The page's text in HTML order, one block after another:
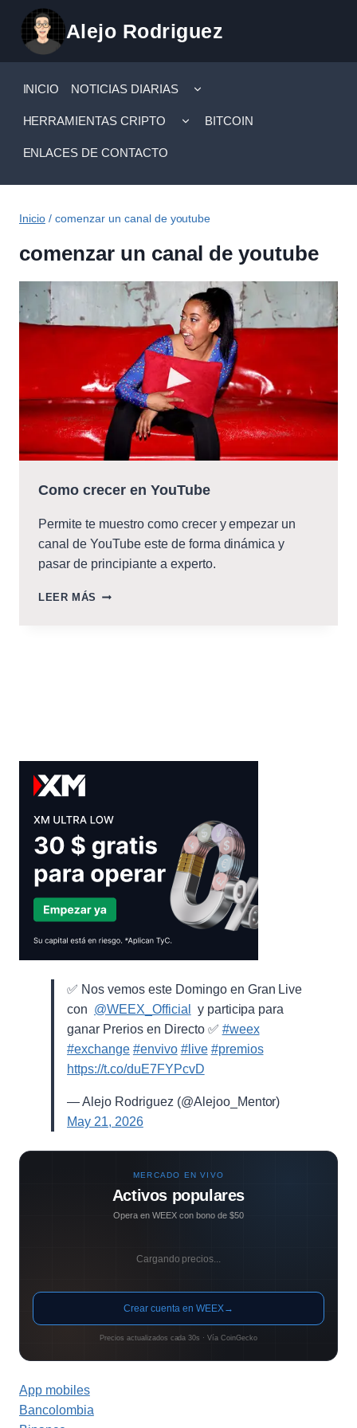
contenido
Alejo Rodriguez
INICIO NOTICIAS DIARIAS
ALTERNAR
HERRAMIENTAS CRIPTO
ALTERNAR
MENÚ
BITCOIN
ENLACES DE CONTACTO
Inicio / comenzar un canal de youtube
comenzar un canal de youtube
Como crecer en YouTube
Permite te muestro como crecer y empezar un
canal de YouTube este de forma dinámica y
pasar de principiante a experto.
LEER MÁS COMO
✅ Nos vemos este Domingo en Gran Live
con ⁨ @WEEX_Official
⁩ y participa para
ganar Prerios en Directo ✅ #weex
#exchange #envivo #live #premios
https://t.co/duE7FYPcvD
— Alejo Rodriguez (@Alejoo_Mentor)
May 21, 2026
MERCADO EN VIVO
Activos populares
Opera en WEEX con bono de $50
Cargando precios...
Crear cuenta en WEEX→
Precios actualizados cada 30s · Vía CoinGecko
App mobiles
Bancolombia